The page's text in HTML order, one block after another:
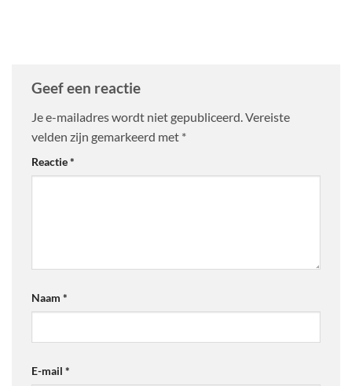
Geef een reactie
Je e-mailadres wordt niet gepubliceerd.Vereiste
velden zijn gemarkeerd met *
Reactie*
Naam *
E-mail *